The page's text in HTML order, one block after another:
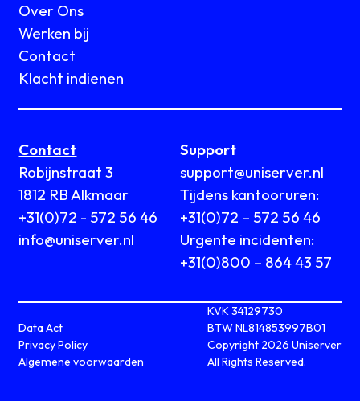
Over Ons
Werken bij
Contact
Klacht indienen
Contact
Robijnstraat 3
1812 RB Alkmaar
+31(0)72 - 572 56 46
info@uniserver.nl
Support
support@uniserver.nl
Tijdens kantooruren:
+31(0)72 – 572 56 46
Urgente incidenten:
+31(0)800 – 864 43 57
Data Act
Privacy Policy
Algemene voorwaarden
KVK 34129730
BTW NL814853997B01
Copyright 2026 Uniserver
All Rights Reserved.